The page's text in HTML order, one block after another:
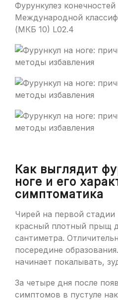
Фурункулез
Международной
(МКБ 10) L02.4
Как выглядит
ноге и его
симптоматика
Чирей на первой стадии
красный плотный прыщ
сантиметра.
посередине
начинает покалывать,
За четыре дня после
симптомов в пустуле